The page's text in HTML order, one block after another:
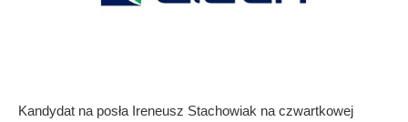
Kandydat na posła Ireneusz Stachowiak na czwartkowej